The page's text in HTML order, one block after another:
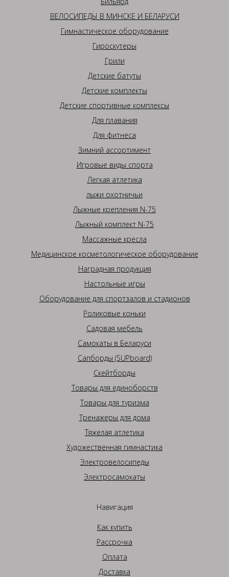
ВЕЛОСИПЕДЫ В МИНСКЕ И БЕЛАРУСИ
Гимнастическое оборудование
Гироскутеры
Грили
Детские батуты
Детские комплекты
Детские спортивные комплексы
Для плавания
Для фитнеса
Зимний ассортимент
Игровые виды спорта
Легкая атлетика
лыжи охотничьи
Лыжные крепления N-75
Лыжный комплект N-75
Массажные кресла
Медицинское косметологическое оборудование
Наградная продукция
Настольные игры
Оборудование для спортзалов и стадионов
Роликовые коньки
Садовая мебель
Самокаты в Беларуси
Сапборды (SUPboard)
Скейтборды
Товары для единоборств
Товары для туризма
Тренажеры для дома
Тяжелая атлетика
Художественная гимнастика
Электровелосипеды
Электросамокаты
Навигация
Как купить
Рассрочка
Оплата
Доставка